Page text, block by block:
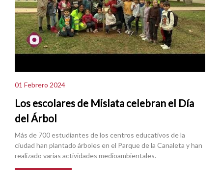
01 Febrero 2024
Los escolares de Mislata celebran el Día
del Árbol
Más de 700 estudiantes de los centros educativos de la
ciudad han plantado árboles en el Parque de la Canaleta y han
realizado varias actividades medioambientales.